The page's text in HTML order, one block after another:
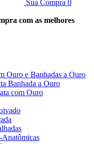
Sua Compra 0
com as melhores
Ouro e Banhadas a Ouro
Banhada a Ouro
com Ouro
Anatômicas